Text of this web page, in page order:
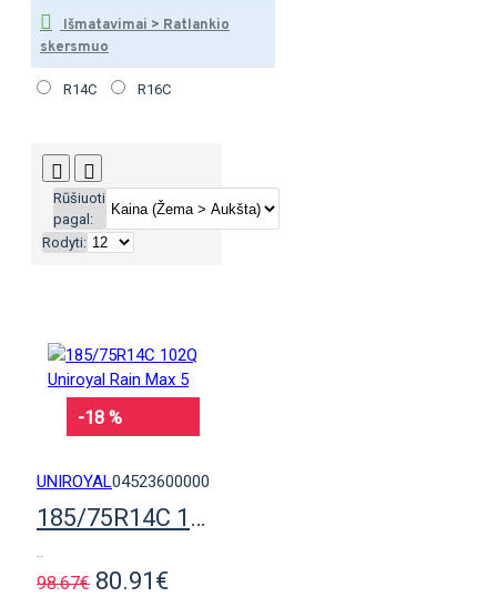
Išmatavimai > Ratlankio
skersmuo
R14C R16C
Rūšiuoti
pagal:
Rodyti:
-18 %
UNIROYAL04523600000
185/75R14C 102Q Uniroyal Rain Max 5
..
98.67€ 80.91€